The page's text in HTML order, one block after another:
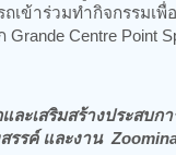
เข้าร่วมทำกิจกรรมเ
Centre Point
ะเสริมสร้างประสบก
รค์ และงาน